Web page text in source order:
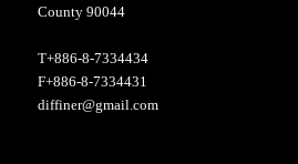
County 90044
T+886-8-7334434
F+886-8-7334431
diffiner@gmail.com